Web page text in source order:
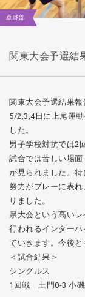
卓球部
関東大会予選結
関東大会予選結果報
5/2,3,4日に上尾運
した。
男子学校対抗では2
試合では苦しい場
が見られました。
努力がプレーに表
りました。
県大会という高い
行われるインター
ていきます。今後と
＜試合結果＞
シングルス
1回戦 土門0-3 小磯